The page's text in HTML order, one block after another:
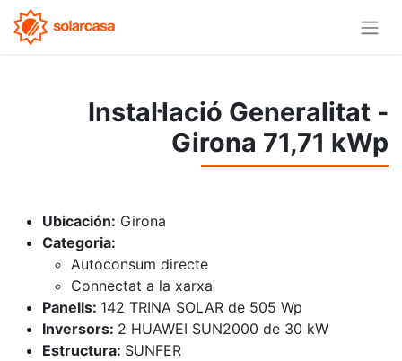
Instal·lació Generalitat -
Girona 71,71 kWp
Ubicación: Girona
Categoria:
Autoconsum directe
Connectat a la xarxa
Panells: 142 TRINA SOLAR de 505 Wp
Inversors: 2 HUAWEI SUN2000 de 30 kW
Estructura: SUNFER